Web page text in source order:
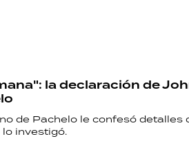
la declaración de
de Pachelo le confesó detalles
investigó.